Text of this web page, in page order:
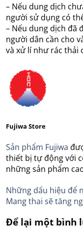
– Nếu dung dịch
người sử dụng có
– Nếu dung dịch đã
người dân cần cho
và xử lí như rác thải
Fujiwa Store
Sản phẩm Fujiwa
thiết bị tự động với
những sản phẩm
Những dấu hiệu để
Mang thai sẽ tăng
Để lại một bình